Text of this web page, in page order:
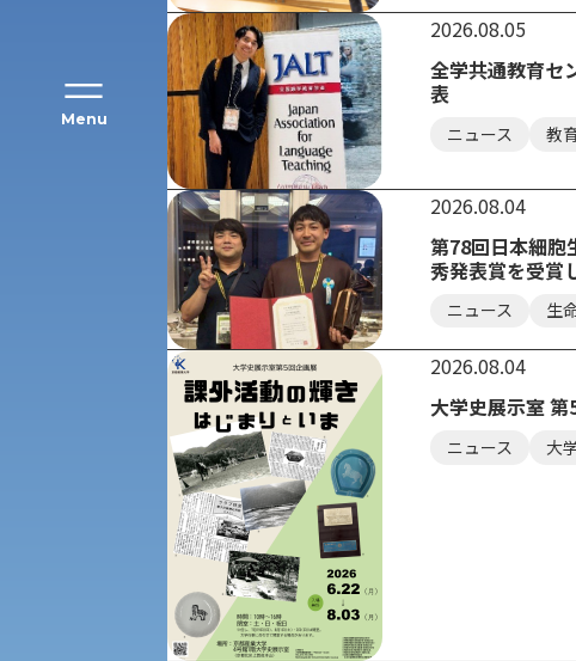
Menu
一般選抜入試［中期日程］
共通テスト利用入試[前期][後期]
専門学科等対象公募推薦入試
科目等履修生・聴講生募集
キャンパス・施設の見学について
2026.08.05
全学共通教育セ
表
ニュース 教
2026.08.04
第78回日本細胞
秀発表賞を受賞
ニュース 生
2026.08.04
大学史展示室
ニュース 大